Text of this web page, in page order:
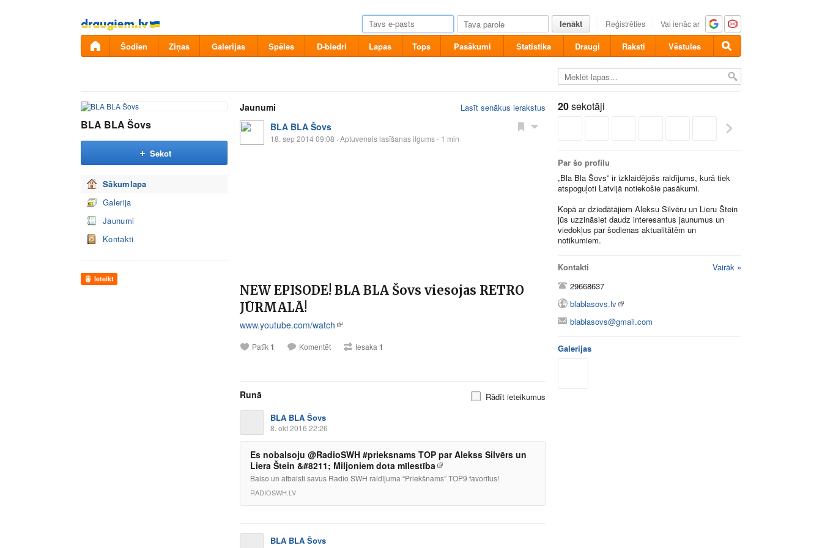
Pāriet
uz
saturu
Ienākt Reģistrēties Vai ienāc ar
Šodien Ziņas Galerijas Spēles D-biedri Lapas Tops Pasākumi Statistika Draugi Raksti Vēstules
BLA BLA Šovs
Sekot
Sākumlapa
Galerija
Jaunumi
Kontakti
Ieteikt
Jaunumi Lasīt senākus ierakstus
BLA BLA Šovs
18. sep 2014 09:08 · Aptuvenais lasīšanas ilgums - 1 min
NEW EPISODE! BLA BLA Šovs viesojas RETRO
JŪRMALĀ!
www.youtube.com/watch
Patīk1 Komentēt Iesaka 1
Runā
Rādīt ieteikumus
BLA BLA Šovs
8. okt 2016 22:26
Es nobalsoju @RadioSWH #prieksnams TOP par Alekss Silvērs un
Liera Štein &#8211; Miljoniem dota mīlestība
Balso un atbalsti savus Radio SWH raidījuma “Priekšnams” TOP9 favorītus!
RADIOSWH.LV
BLA BLA Šovs
20sekotāji
Par šo profilu
„Bla Bla Šovs” ir izklaidējošs raidījums, kurā tiek
atspoguļoti Latvijā notiekošie pasākumi.
Kopā ar dziedātājiem Aleksu Silvēru un Lieru Štein
jūs uzzināsiet daudz interesantus jaunumus un
viedokļus par šodienas aktualitātēm un
notikumiem.
Kontakti
Vairāk »
29668637
blablasovs.lv
blablasovs@gmail.com
Galerijas